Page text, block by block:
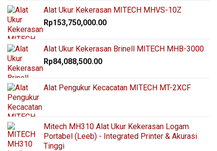
Alat Ukur Kekerasan MITECH MHVS-10Z
Rp153,750,000.00
Alat Ukur Kekerasan Brinell MITECH MHB-3000
Rp84,088,500.00
Alat Pengukur Kecacatan MITECH MT-2XCF
Mitech MH310 Alat Ukur Kekerasan Logam
Portabel (Leeb) - Integrated Printer & Akurasi
Tinggi